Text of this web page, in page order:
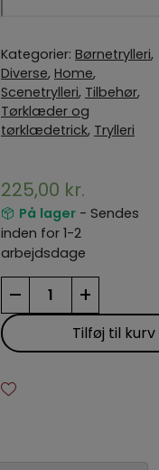
Kategorier: Børnetrylleri,
Diverse, Home,
Scenetrylleri, Tilbehør,
Tørklæder og
tørklædetrick, Trylleri
225,00 kr.
På lager- Sendes
inden for 1-2
arbejdsdage
–
Massal
Tube
antal
+
Tilføj til kurv